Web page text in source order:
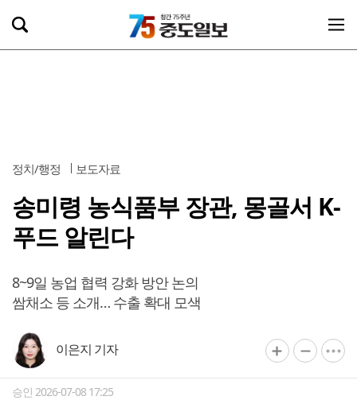
정치/행정 보도자료
송미령 농식품부 장관, 몽골서 K-
푸드 알린다
8~9일 농업 협력 강화 방안 논의
쌈채소 등 소개… 수출 확대 모색
이은지 기자
승인 2026-07-08 17:25